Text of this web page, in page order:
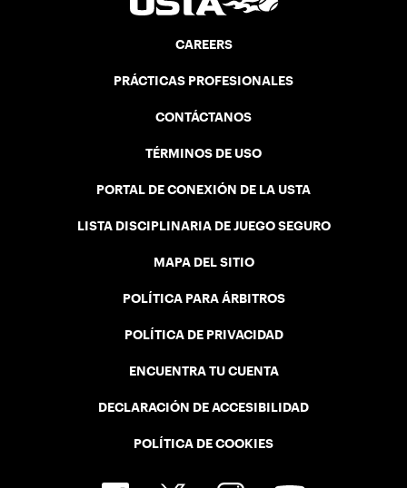
CAREERS
PRÁCTICAS PROFESIONALES
CONTÁCTANOS
TÉRMINOS DE USO
PORTAL DE CONEXIÓN DE LA USTA
LISTA DISCIPLINARIA DE JUEGO SEGURO
MAPA DEL SITIO
POLÍTICA PARA ÁRBITROS
POLÍTICA DE PRIVACIDAD
ENCUENTRA TU CUENTA
DECLARACIÓN DE ACCESIBILIDAD
POLÍTICA DE COOKIES